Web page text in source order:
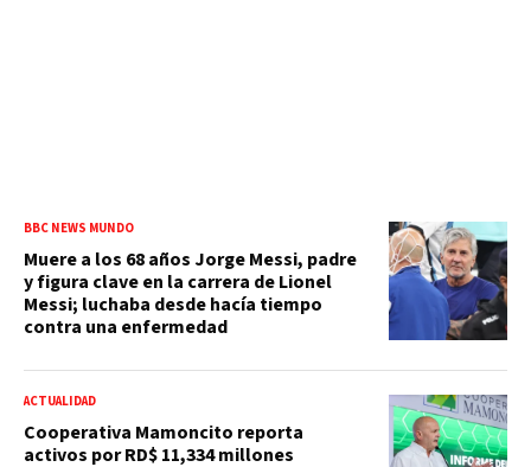
BBC NEWS MUNDO
Muere a los 68 años Jorge Messi, padre
y figura clave en la carrera de Lionel
Messi; luchaba desde hacía tiempo
contra una enfermedad
ACTUALIDAD
Cooperativa Mamoncito reporta
activos por RD$ 11,334 millones